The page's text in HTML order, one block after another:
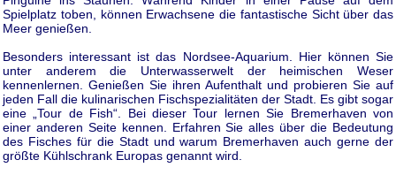
Spielplatz toben, können Erwachsene die fantastische Sicht über das
Meer genießen.
Besonders interessant ist das Nordsee-Aquarium. Hier können Sie
unter anderem die Unterwasserwelt der heimischen Weser
kennenlernen. Genießen Sie ihren Aufenthalt und probieren Sie auf
jeden Fall die kulinarischen Fischspezialitäten der Stadt. Es gibt sogar
eine „Tour de Fish“. Bei dieser Tour lernen Sie Bremerhaven von
einer anderen Seite kennen. Erfahren Sie alles über die Bedeutung
des Fisches für die Stadt und warum Bremerhaven auch gerne der
größte Kühlschrank Europas genannt wird.